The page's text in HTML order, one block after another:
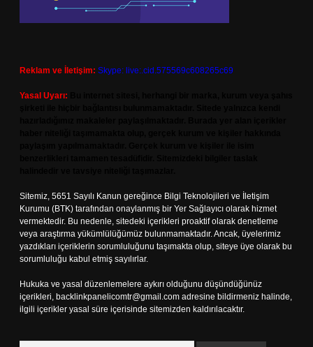
Reklam ve İletişim: Skype: live:.cid.575569c608265c69
Yasal Uyarı:
Sitemiz, 5651 Sayılı Kanun gereğince Bilgi Teknolojileri ve İletişim
Kurumu (BTK) tarafından onaylanmış bir Yer Sağlayıcı olarak hizmet
vermektedir. Bu nedenle, sitedeki içerikleri proaktif olarak denetleme
veya araştırma yükümlülüğümüz bulunmamaktadır. Ancak, üyelerimiz
yazdıkları içeriklerin sorumluluğunu taşımakta olup, siteye üye olarak bu
sorumluluğu kabul etmiş sayılırlar.
Hukuka ve yasal düzenlemelere aykırı olduğunu düşündüğünüz
içerikleri, backlinkpanelicomtr@gmail.com adresine bildirmeniz halinde,
ilgili içerikler yasal süre içerisinde sitemizden kaldırılacaktır.